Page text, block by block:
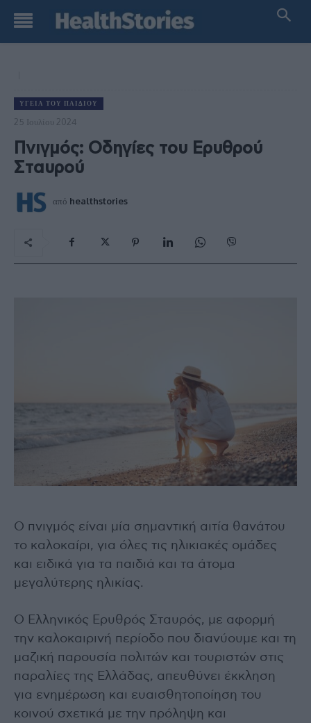
ΥΓΕΊΑ ΤΟΥ ΠΑΙΔΙΟΎ
25 Ιουλίου 2024
Πνιγμός: Οδηγίες του Ερυθρού
Σταυρού
από healthstories
Ο πνιγμός είναι μία σημαντική αιτία θανάτου
το καλοκαίρι, για όλες τις ηλικιακές ομάδες
και ειδικά για τα παιδιά και τα άτομα
μεγαλύτερης ηλικίας.
Ο Ελληνικός Ερυθρός Σταυρός, με αφορμή
την καλοκαιρινή περίοδο που διανύουμε και τη
μαζική παρουσία πολιτών και τουριστών στις
παραλίες της Ελλάδας, απευθύνει έκκληση
για ενημέρωση και ευαισθητοποίηση του
κοινού σχετικά με την πρόληψη και